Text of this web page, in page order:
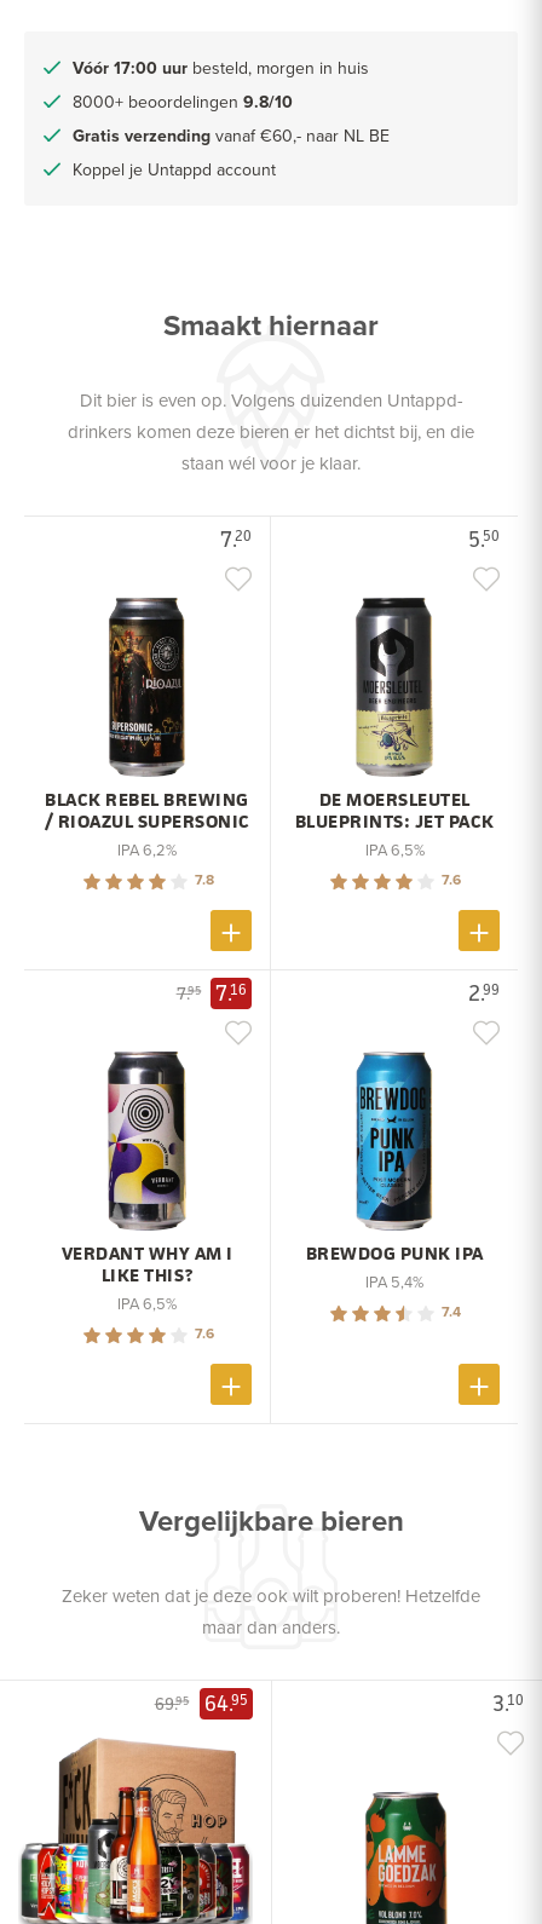
Vóór 17:00 uur besteld, morgen in huis
8000+ beoordelingen 9.8/10
Gratis verzending vanaf €60,- naar NL BE
Koppel je Untappd account
Smaakt hiernaar
Dit bier is even op. Volgens duizenden Untappd-
drinkers komen deze bieren er het dichtst bij, en die
staan wél voor je klaar.
7.20
BLACK REBEL BREWING
/ RIOAZUL SUPERSONIC
IPA 6,2%
7.8
5.50
DE MOERSLEUTEL
BLUEPRINTS: JET PACK
IPA 6,5%
7.6
7.95 7.16
VERDANT WHY AM I
LIKE THIS?
IPA 6,5%
7.6
2.99
BREWDOG PUNK IPA
IPA 5,4%
7.4
Vergelijkbare bieren
Zeker weten dat je deze ook wilt proberen! Hetzelfde
maar dan anders.
69.95 64.95 3.10